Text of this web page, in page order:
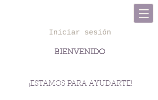
Iniciar sesión
BIENVENIDO
¡ESTAMOS PARA AYUDARTE!